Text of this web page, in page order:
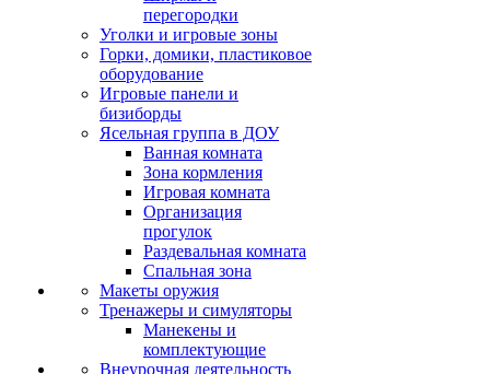
перегородки
Уголки и игровые зоны
Горки, домики, пластиковое
оборудование
Игровые панели и
бизиборды
Ясельная группа в ДОУ
Ванная комната
Зона кормления
Игровая комната
Организация
прогулок
Раздевальная комната
Спальная зона
Макеты оружия
Тренажеры и симуляторы
Манекены и
комплектующие
Внеурочная деятельность